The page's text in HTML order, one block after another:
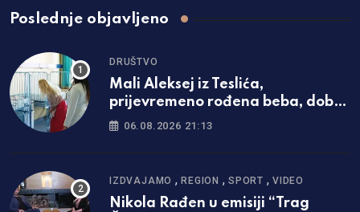
Poslednje objavljeno
DRUŠTVO
Mali Aleksej iz Teslića,
prijevremeno rođena beba, dobio
životnu bitku na UKC-u Srpske
06.08.2026 21:13
IZDVAJAMO ,REGION ,SPORT ,VIDEO
Nikola Rađen u emisiji “Trag